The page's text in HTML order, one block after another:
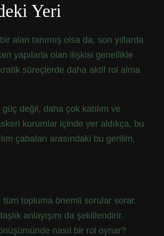
Yeri
alan tanımış olsa da, son yıllarda
yapılarla olan ilişkisi genellikle
süreçlerde daha aktif rol alma
değil, daha çok katılım ve
kurumlar içinde yer aldıkça, bu
çabaları arasındaki bu gerilim,
topluma önemli sorular sorar.
anlayışını da şekillendirir.
nasıl bir rol oynar?